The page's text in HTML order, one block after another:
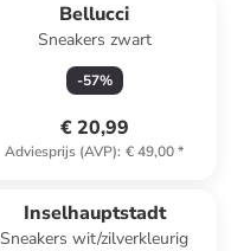
Bellucci
Sneakers zwart
-57%
€ 20,99
Adviesprijs (AVP): € 49,00*
Inselhauptstadt
Sneakers wit/zilverkleurig